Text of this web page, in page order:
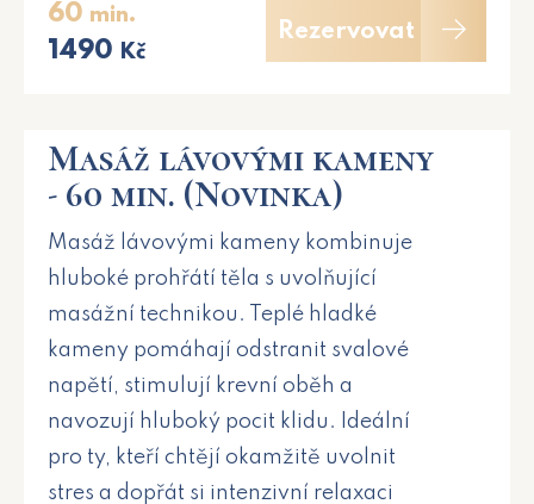
60 min.
1490 Kč
Rezervovat
Masáž lávovými kameny
- 60 min. (Novinka)
Masáž lávovými kameny kombinuje
hluboké prohřátí těla s uvolňující
masážní technikou. Teplé hladké
kameny pomáhají odstranit svalové
napětí, stimulují krevní oběh a
navozují hluboký pocit klidu. Ideální
pro ty, kteří chtějí okamžitě uvolnit
stres a dopřát si intenzivní relaxaci